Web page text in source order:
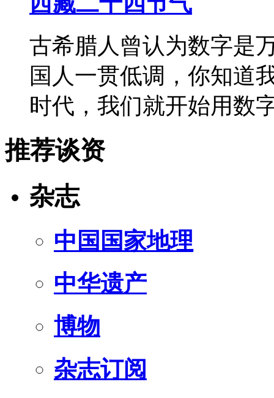
古希腊人曾认为数字是
国人一贯低调，你知道
时代，我们就开始用
推荐谈资
杂志
中国国家地理
中华遗产
博物
杂志订阅